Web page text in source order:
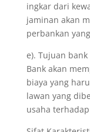
ingkar dari
jaminan akan
perbankan
e). Tujuan
Bank akan
biaya yang
lawan yang
usaha